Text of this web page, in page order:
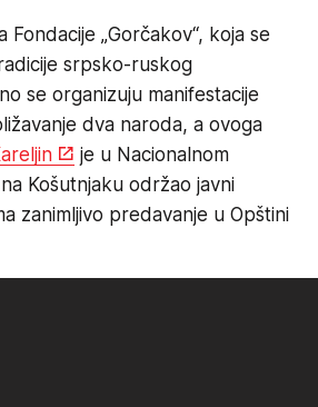
„Gorčakov“, koja se
srpsko-ruskog
se organizuju manifestacije
dva naroda, a ovoga
je u Nacionalnom
Košutnjaku održao javni
zanimljivo predavanje u Opštini